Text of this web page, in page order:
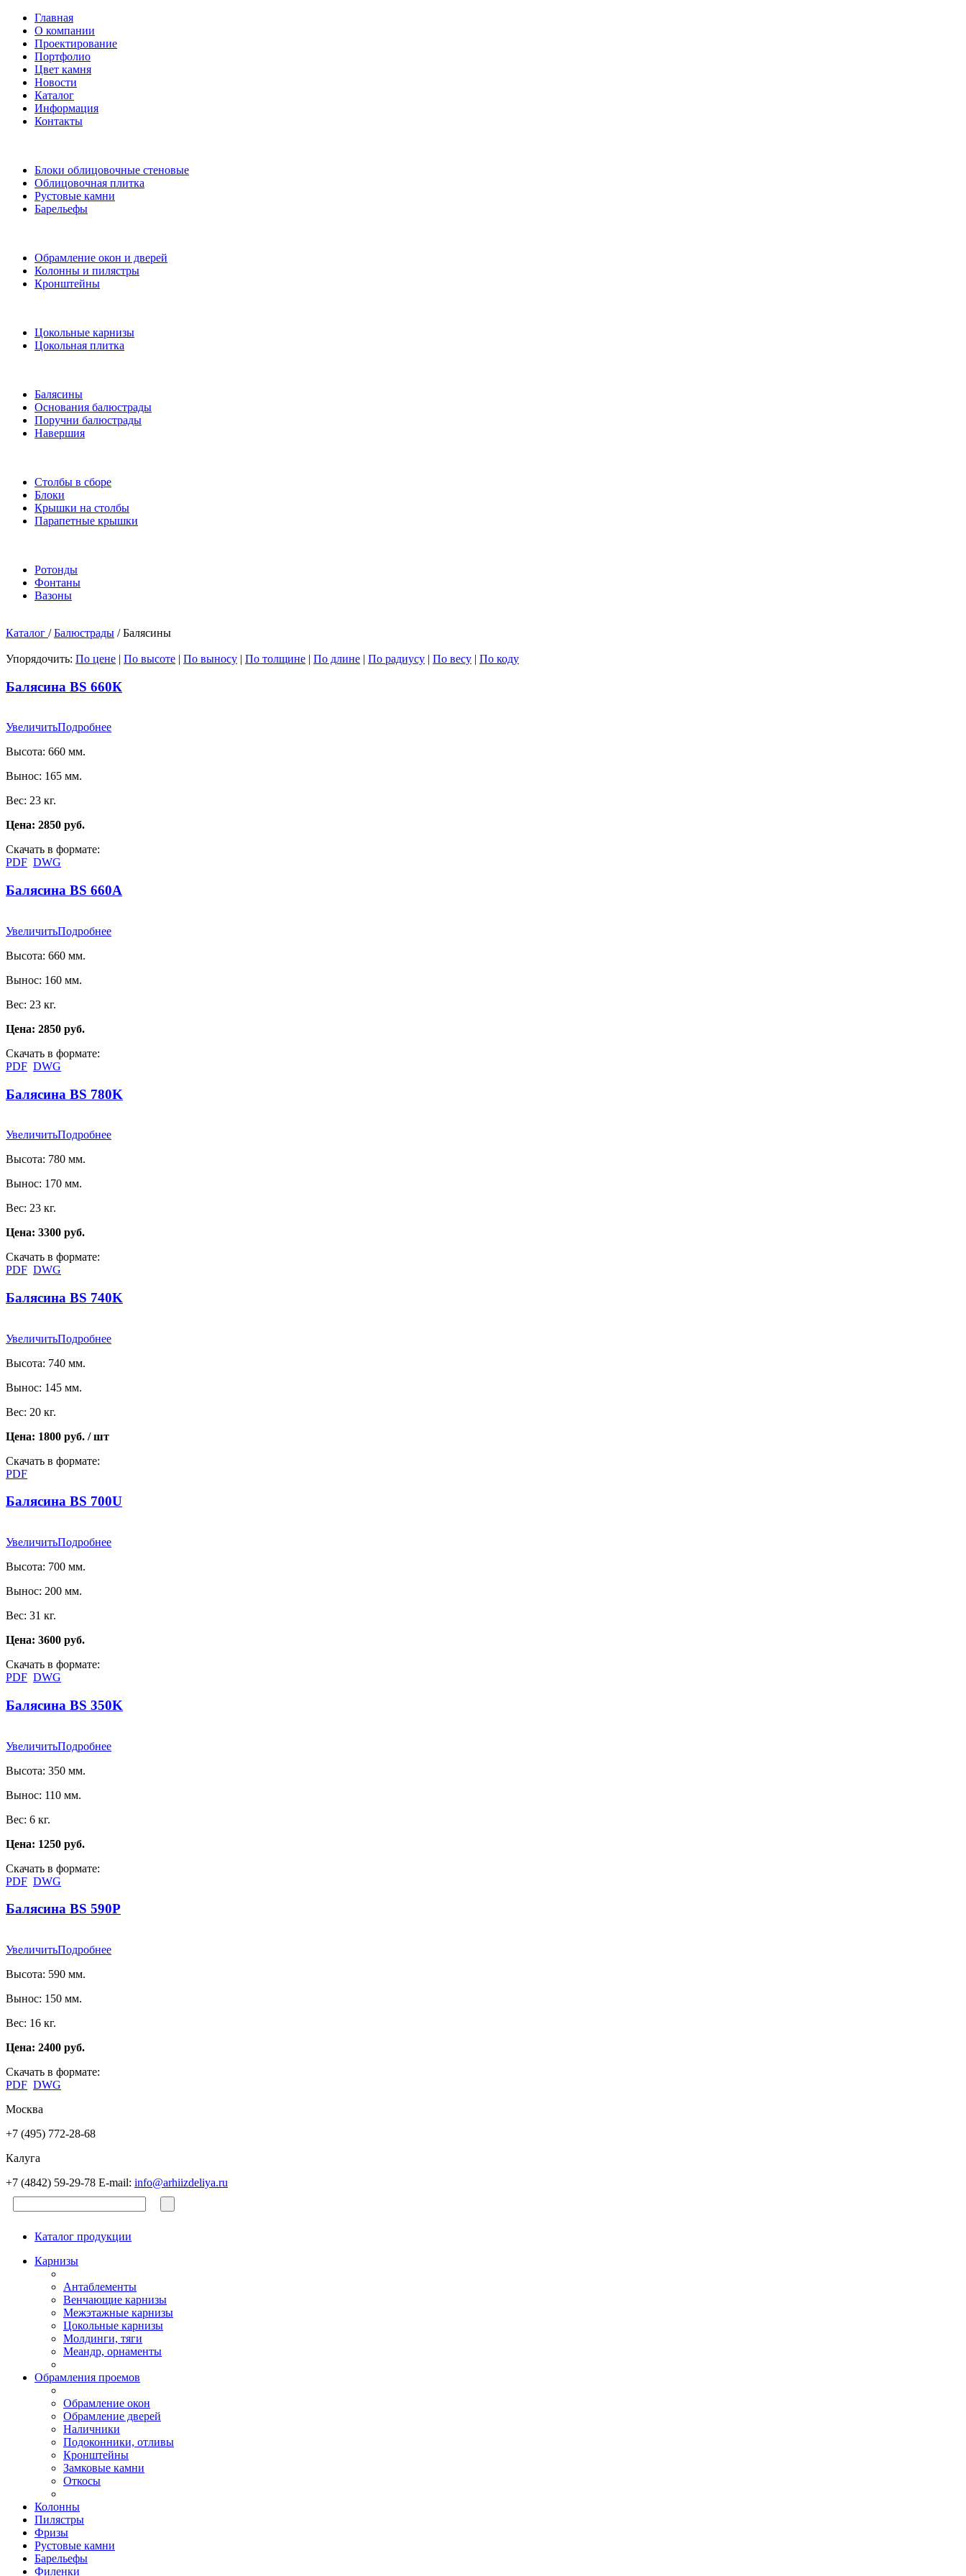
Главная
О компании
Проектирование
Портфолио
Цвет камня
Новости
Каталог
Информация
Контакты
Блоки облицовочные стеновые
Облицовочная плитка
Рустовые камни
Барельефы
Обрамление окон и дверей
Колонны и пилястры
Кронштейны
Цокольные карнизы
Цокольная плитка
Балясины
Основания балюстрады
Поручни балюстрады
Навершия
Столбы в сборе
Блоки
Крышки на столбы
Парапетные крышки
Ротонды
Фонтаны
Вазоны
Каталог /Балюстрады / Балясины
Упорядочить: По цене | По высоте | По выносу | По толщине | По длине | По радиусу | По весу | По коду
Балясина BS 660К
УвеличитьПодробнее
Высота: 660 мм.
Вынос: 165 мм.
Вес: 23 кг.
Цена: 2850 руб.
Скачать в формате:
PDF DWG
Балясина BS 660А
УвеличитьПодробнее
Высота: 660 мм.
Вынос: 160 мм.
Вес: 23 кг.
Цена: 2850 руб.
Скачать в формате:
PDF DWG
Балясина BS 780K
УвеличитьПодробнее
Высота: 780 мм.
Вынос: 170 мм.
Вес: 23 кг.
Цена: 3300 руб.
Скачать в формате:
PDF DWG
Балясина BS 740K
УвеличитьПодробнее
Высота: 740 мм.
Вынос: 145 мм.
Вес: 20 кг.
Цена: 1800 руб. / шт
Скачать в формате:
PDF
Балясина BS 700U
УвеличитьПодробнее
Высота: 700 мм.
Вынос: 200 мм.
Вес: 31 кг.
Цена: 3600 руб.
Скачать в формате:
PDF DWG
Балясина BS 350K
УвеличитьПодробнее
Высота: 350 мм.
Вынос: 110 мм.
Вес: 6 кг.
Цена: 1250 руб.
Скачать в формате:
PDF DWG
Балясина BS 590P
УвеличитьПодробнее
Высота: 590 мм.
Вынос: 150 мм.
Вес: 16 кг.
Цена: 2400 руб.
Скачать в формате:
PDF DWG
Москва
+7 (495) 772-28-68
Калуга
+7 (4842) 59-29-78 E-mail: info@arhiizdeliya.ru
Каталог продукции
Карнизы
Антаблементы
Венчающие карнизы
Межэтажные карнизы
Цокольные карнизы
Молдинги, тяги
Меандр, орнаменты
Обрамления проемов
Обрамление окон
Обрамление дверей
Наличники
Подоконники, отливы
Кронштейны
Замковые камни
Откосы
Колонны
Пилястры
Фризы
Рустовые камни
Барельефы
Филенки